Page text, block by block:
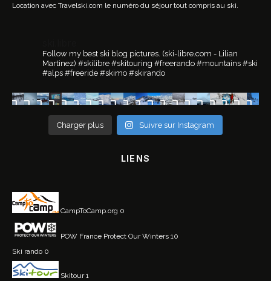
Location avec Travelski.com le numéro du séjour tout compris au ski.
Follow my best ski blog pictures. (ski-libre.com - Lilian
Martinez) #skilibre #skitouring #freerando #mountains #ski
#alps #freeride #skimo #skirando
Charger plus Suivre sur Instagram
LIENS
CampToCamp.org 0
POW France Protect Our Winters 10
Ski rando 0
Skitour1